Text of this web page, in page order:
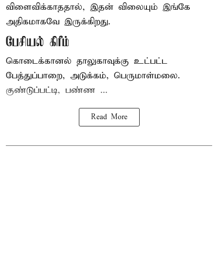
விளைவிக்காததால், இதன் விலையும் இங்கே
அதிகமாகவே இருக்கிறது.
பேசியல் கிரீம்
கொடைக்கானல் தாலுகாவுக்கு உட்பட்ட
பேத்துப்பாறை, அடுக்கம், பெருமாள்மலை.
குண்டுப்பட்டி, பண்ண ...
Read More